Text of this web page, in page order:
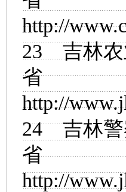
http://
23 吉林
省
http://
24吉林
省
http://